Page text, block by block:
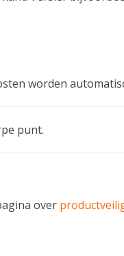
worden
punt.
over